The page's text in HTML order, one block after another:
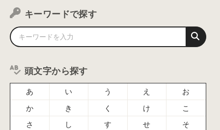
キーワードで探す
頭文字から探す
あ い う え
お
か
き く け
こ
さ
し す せ
そ